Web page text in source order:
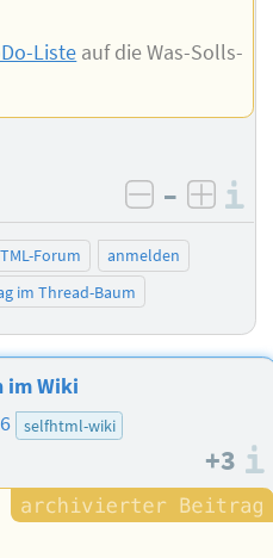
Liste auf die Was-Solls-
negativ
–
Forum
anmelden
im Thread-Baum
im Wiki
selfhtml-wiki
+3